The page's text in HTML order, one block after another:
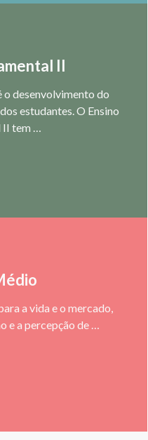
II
desenvolvimento do
estudantes. O Ensino
II tem …
a vida e o mercado,
e a percepção de …